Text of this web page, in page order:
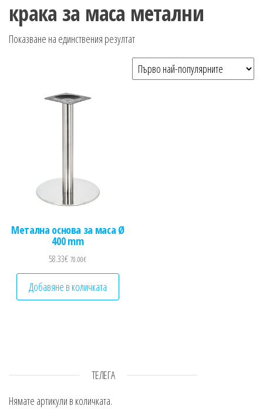
крака за маса метални
Показване на единствения резултат
Метална основа за маса Ø
400 mm
58.33€70.00€
Добавяне в количката
ТЕЛЕГА
Нямате артикули в количката.